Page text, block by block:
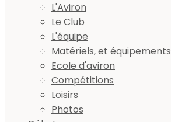
L'Aviron
Le Club
L'équipe
Matériels, et équipements
Ecole d'aviron
Compétitions
Loisirs
Photos